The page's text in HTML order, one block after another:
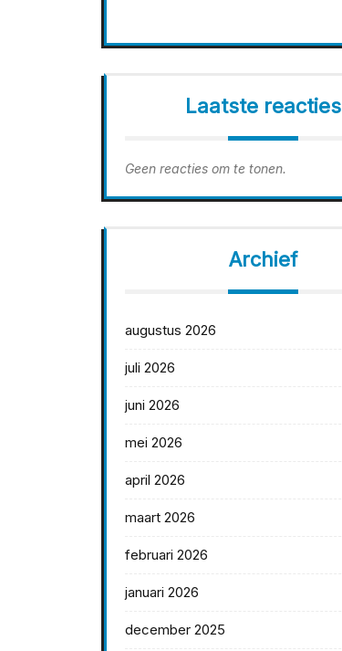
Laatste reacties
Geen reacties om te tonen.
Archief
augustus 2026
juli 2026
juni 2026
mei 2026
april 2026
maart 2026
februari 2026
januari 2026
december 2025